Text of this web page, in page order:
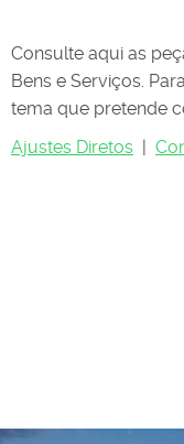
Consulte aqui as
Bens e Serviços.
tema que pretende
Ajustes Diretos